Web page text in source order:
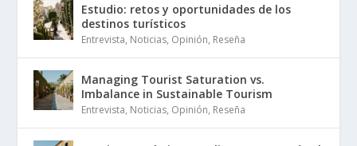
Estudio: retos y oportunidades de los
destinos turísticos
Entrevista, Noticias, Opinión, Reseña
Managing Tourist Saturation vs.
Imbalance in Sustainable Tourism
Entrevista, Noticias, Opinión, Reseña